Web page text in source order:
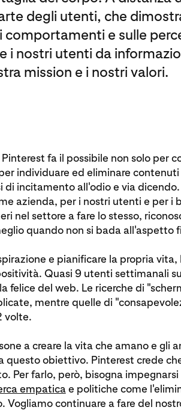
degli utenti, che
e sulle
i nostri utenti da
mission e i nostri valori.
fa il possibile non solo per
individuare ed eliminare contenuti
di incitamento all'odio e via
azienda, per i nostri utenti e per i
nel settore a fare lo stesso,
quando non si bada all'aspetto
e pianificare la propria vita,
Quasi 9 utenti settimanali
felice del web. Le ricerche di
mentre quelle di
volte.
a creare la vita che amano e gli
questo obiettivo. Pinterest crede
Per farlo, però, bisogna impegnarsi
empaticae politiche come
Vogliamo continuare a fare del